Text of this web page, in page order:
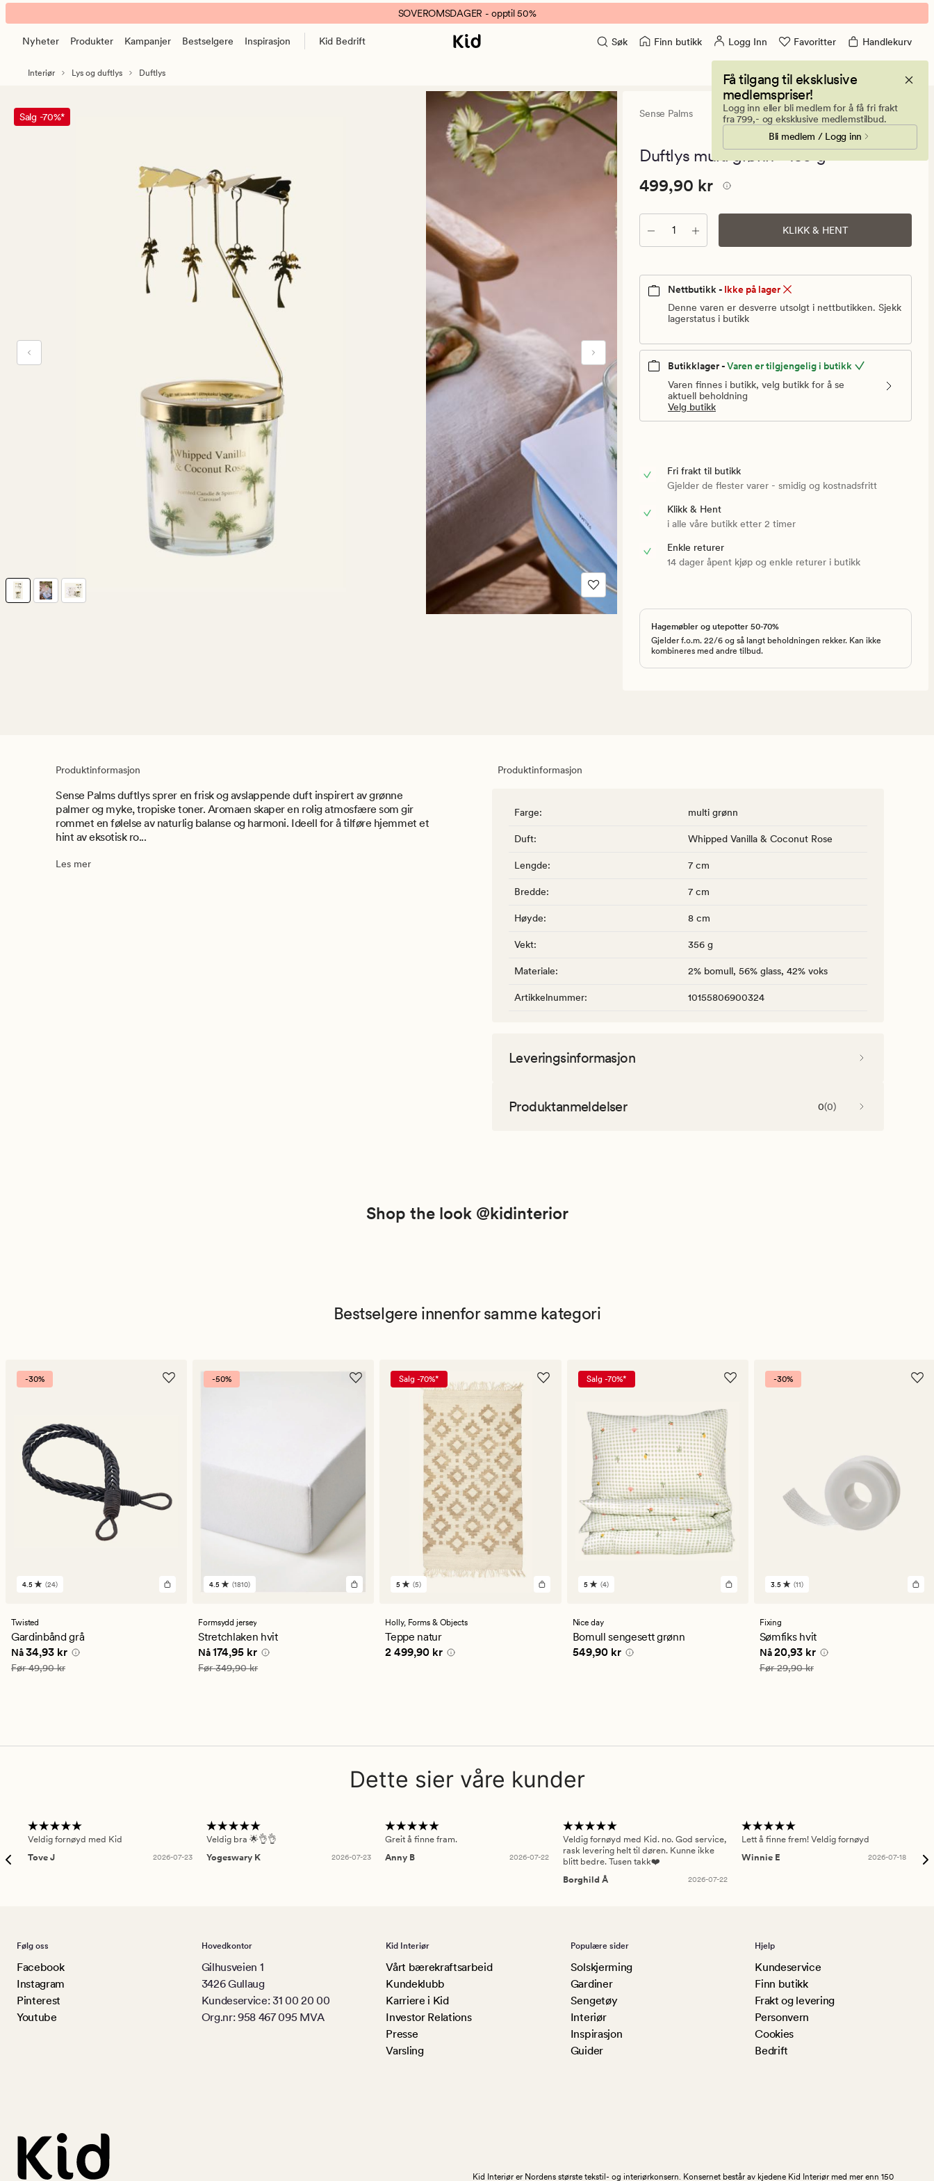
Sense
Palms
duftlys
banner.
Klikk
pause.
SOVEROMSDAGER - opptil 50%
Nyheter Produkter Kampanjer Bestselgere Inspirasjon Kid Bedrift Søk Finn butikk Logg Inn Favoritter Handlekurv
Få tilgang til eksklusive
medlemspriser!
Logg inn eller bli medlem for å få fri frakt
fra 799,- og eksklusive medlemstilbud.
Bli medlem / Logg inn
Interiør Lys og duftlys Duftlys
Salg -70%* Sense Palms
0
en
0
Duftlys multi grønn - 150 g
Pris
499,90
kr.
Vanlig
pris
kr
Pris 499,90 kr
499,90 kr
Antall KLIKK & HENT
Nettbutikk - Ikke på lager
Denne varen er desverre utsolgt i nettbutikken. Sjekk
lagerstatus i butikk
Butikklager -Varen er tilgjengelig i butikk
Varen finnes i butikk, velg butikk for å se
aktuell beholdning
Velg butikk
Fri frakt til butikk
Gjelder de flester varer - smidig og kostnadsfritt
Klikk & Hent
i alle våre butikk etter 2 timer
Enkle returer
14 dager åpent kjøp og enkle returer i butikk
Hagemøbler og utepotter 50-70%
Gjelder f.o.m. 22/6 og så langt beholdningen rekker. Kan ikke
kombineres med andre tilbud.
Produktinformasjon
Sense Palms duftlys sprer en frisk og avslappende duft inspirert av grønne
palmer og myke, tropiske toner. Aromaen skaper en rolig atmosfære som gir
rommet en følelse av naturlig balanse og harmoni. Ideell for å tilføre hjemmet et
hint av eksotisk ro...
Les mer
Produktinformasjon
Farge: multi grønn
Duft: Whipped Vanilla & Coconut Rose
Lengde: 7 cm
Bredde: 7 cm
Høyde: 8 cm
Vekt: 356 g
Materiale: 2% bomull, 56% glass, 42% voks
Artikkelnummer: 10155806900324
Leveringsinformasjon
Produktanmeldelser 0(0)
Shop the look @kidinterior
Bestselgere innenfor samme kategori
-30%
24
en
gjennomsnittlig
vurdering
på
4.5
4.5 (24)
Twisted
Gardinbånd grå
Nåværende pris
Nå34,93 kr
Vanlig pris 49,90 kr
Før49,90 kr
-50%
1810
en
gjennomsnittlig
vurdering
på
4.5
4.5 (1810)
Formsydd jersey
Stretchlaken hvit
Nåværende pris
Nå174,95 kr
Vanlig pris 349,90 kr
Før349,90 kr
Salg -70%*
5
en
gjennomsnittlig
vurdering
på
5 (5)
Holly, Forms & Objects
Teppe natur
Pris 2 499,90 kr
2 499,90 kr
Salg -70%*
4
en
gjennomsnittlig
vurdering
på
5 (4)
Nice day
Bomull sengesett grønn
Pris 549,90 kr
549,90 kr
-30%
11
en
gjennomsnittlig
vurdering
på
3.5
3.5 (11)
Fixing
Sømfiks hvit
Nåværende pris
Nå 20,93 kr
Vanlig pris 29,90 kr
Før29,90 kr
Dette sier våre kunder
Veldig fornøyd med Kid
Tove J
2026-07-23
Veldig bra 🌟👌👌
Yogeswary K
2026-07-23
Greit å finne fram.
Anny B
2026-07-22
Veldig fornøyd med Kid. no. God service,
rask levering helt til døren. Kunne ikke
blitt bedre. Tusen takk❤️
Borghild Å
2026-07-22
Lett å finne frem! Veldig fornøyd
Winnie E
2026-07-18
Følg oss
Facebook
Instagram
Pinterest
Youtube
Hovedkontor
Gilhusveien 1
3426 Gullaug
Kundeservice: 31 00 20 00
Org.nr: 958 467 095 MVA
Kid Interiør
Vårt bærekraftsarbeid
Kundeklubb
Karriere i Kid
Investor Relations
Presse
Varsling
Populære sider
Solskjerming
Gardiner
Sengetøy
Interiør
Inspirasjon
Guider
Hjelp
Kundeservice
Finn butikk
Frakt og levering
Personvern
Cookies
Bedrift
Kid Interiør er Nordens største tekstil- og interiørkonsern. Konsernet består av kjedene Kid Interiør med mer enn 150